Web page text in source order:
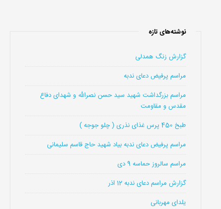
نوشته‌های تازه
گزارش زنگ همدلی
مراسم پرفیض دعای ندبه
مراسم بزرگداشت شهید سید حسن نصرالله و شهدای دفاع
مقدس و مقاومت
طبخ 450 پرس غذای نذری ( چلو جوجه )
مراسم پرفیض دعای ندبه بیاد شهید حاج قاسم سلیمانی
مراسم سالروز حماسه 9 دی
گزارش مراسم دعای ندبه 12 اذر
یلدای مهربانی